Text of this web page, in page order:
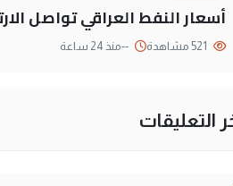
أسعار النفط العراقي تواصل الارتفاع،
--منذ 24 ساعة
التعليقات